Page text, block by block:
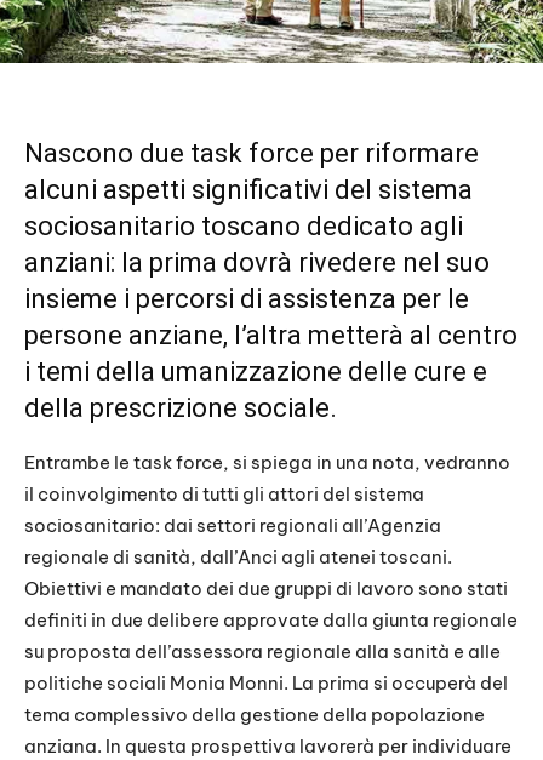
Nascono due task force per riformare
alcuni aspetti significativi del sistema
sociosanitario toscano dedicato agli
anziani: la prima dovrà rivedere nel suo
insieme i percorsi di assistenza per le
persone anziane, l’altra metterà al centro
i temi della umanizzazione delle cure e
della prescrizione sociale.
Entrambe le task force, si spiega in una nota, vedranno
il coinvolgimento di tutti gli attori del sistema
sociosanitario: dai settori regionali all’Agenzia
regionale di sanità, dall’Anci agli atenei toscani.
Obiettivi e mandato dei due gruppi di lavoro sono stati
definiti in due delibere approvate dalla giunta regionale
su proposta dell’assessora regionale alla sanità e alle
politiche sociali Monia Monni. La prima si occuperà del
tema complessivo della gestione della popolazione
anziana. In questa prospettiva lavorerà per individuare